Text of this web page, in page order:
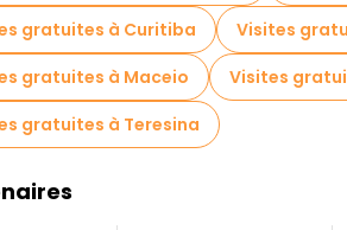
gratuites à Curitiba
Visites
gratuites à Maceio
Visites
gratuites à Teresina